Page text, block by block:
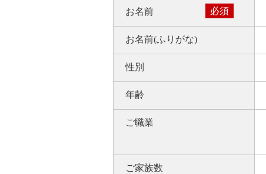
必須
お名前
お名前(ふりがな)
性別
年齢
ご職業
ご家族数